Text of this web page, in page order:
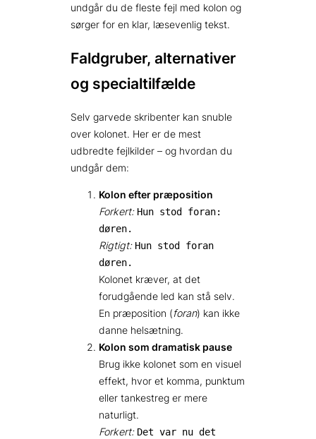
undgår du de fleste fejl med kolon og
sørger for en klar, læsevenlig tekst.
Faldgruber, alternativer
og specialtilfælde
Selv garvede skribenter kan snuble
over kolonet. Her er de mest
udbredte fejlkilder – og hvordan du
undgår dem:
Kolon efter præposition
Forkert: Hun stod foran:
døren.
Rigtigt: Hun stod foran
døren.
Kolonet kræver, at det
forudgående led kan stå selv.
En præposition (foran) kan ikke
danne helsætning.
Kolon som dramatisk pause
Brug ikke kolonet som en visuel
effekt, hvor et komma, punktum
eller tankestreg er mere
naturligt.
Forkert: Det var nu det